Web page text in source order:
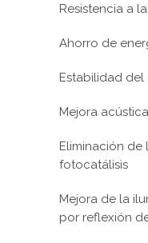
Resistencia a
Ahorro de
Estabilidad
Mejora acústica
Eliminación de
fotocatálisis
Mejora de la
por reflexión